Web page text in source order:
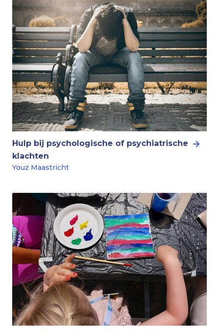
Hulp bij psychologische of psychiatrische
klachten
Youz Maastricht